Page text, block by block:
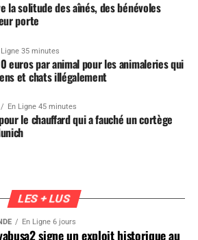
la solitude des aînés, des bénévoles
porte
Ligne 35 minutes
euros par animal pour les animaleries qui
et chats illégalement
En Ligne 45 minutes
le chauffard qui a fauché un cortège
LES + LUS
En Ligne 6 jours
signe un exploit historique au